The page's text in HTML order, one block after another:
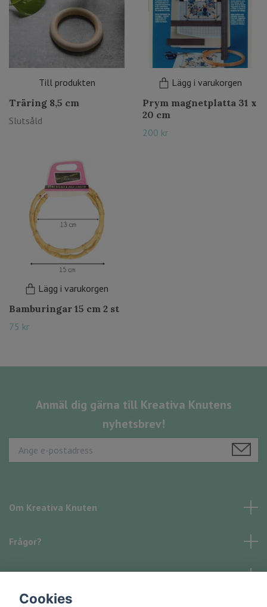
Till produkten
Träring 8,5 cm
Slutsåld
Lägg i varukorgen
Prym magnetplatta 31 x
20 cm
200 kr
Lägg i varukorgen
Bamburingar 15 cm 2 st
75 kr
Anmäl dig gärna till Kreativa Knutens
nyhetsbrev!
Om Kreativa Knuten
Frågor?
Läs mer
Cookies